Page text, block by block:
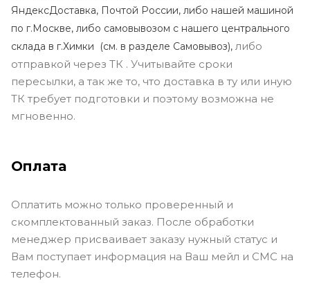
ЯндексДоставка, Почтой России, либо нашей машиной
по г.Москве, либо самовывозом с нашего центрального
склада в г.Химки (см. в разделе Самовывоз), либо
отправкой через ТК . Учитывайте сроки
пересылки, а так же то, что доставка в ту или иную
ТК требует подготовки и поэтому возможна не
мгновенно.
Оплата
Оплатить можно только проверенный и
скомплектованный заказ. После обработки
менеджер присваивает заказу нужный статус и
Вам поступает информация на Ваш мейл и СМС на
телефон.